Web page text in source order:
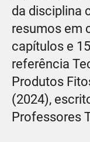
da disciplina
resumos em
capítulos e
referência
Produtos
(2024),
Professores